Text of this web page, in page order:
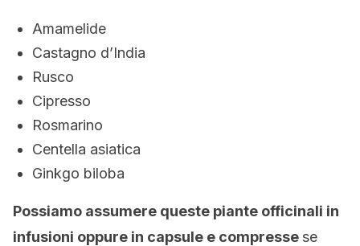
Amamelide
Castagno d’India
Rusco
Cipresso
Rosmarino
Centella asiatica
Ginkgo biloba
Possiamo assumere queste piante officinali in
infusioni oppure in capsule e compressese